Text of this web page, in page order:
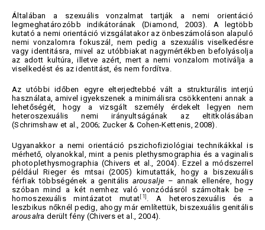
Általában a szexuális vonzalmat tartják a nemi orientáció
legmeghatározóbb indikátorának (Diamond, 2003). A legtöbb
kutató a nemi orientáció vizsgálatakor az önbeszámoláson alapuló
nemi vonzalomra fokuszál, nem pedig a szexuális viselkedésre
vagy identitásra, mivel az utóbbiakat nagymértékben befolyásolja
az adott kultúra, illetve azért, mert a nemi vonzalom motiválja a
viselkedést és az identitást, és nem fordítva.
Az utóbbi időben egyre elterjedtebbé vált a strukturális interjú
használata, amivel igyekszenek a minimálisra csökkenteni annak a
lehetőségét, hogy a vizsgált személy érdekelt legyen nem
heteroszexuális nemi irányultságának az eltitkolásában
(Schrimshaw et al., 2006; Zucker & Cohen-Kettenis, 2008).
Ugyanakkor a nemi orientáció pszichofiziológiai technikákkal is
mérhető, olyanokkal, mint a penis plethysmographia és a vaginalis
photoplethysmographia (Chivers et al., 2004). Ezzel a módszerrel
például Rieger és mtsai (2005) kimutatták, hogy a biszexuális
férfiak többségének a genitális arousalje – annak ellenére, hogy
szóban mind a két nemhez való vonzódásról számoltak be –
homoszexuális mintázatot mutat[1]. A heteroszexuális és a
leszbikus nőknél pedig, ahogy már említettük, biszexuális genitális
arousalra derült fény (Chivers et al., 2004).